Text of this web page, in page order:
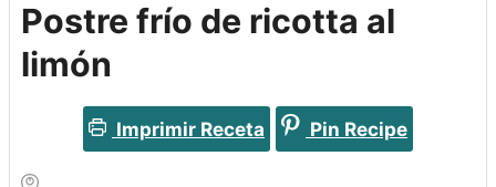
Postre frío de ricotta al
limón
Imprimir Receta Pin Recipe